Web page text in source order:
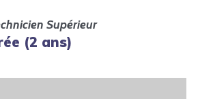
Supérieur
(2 ans)